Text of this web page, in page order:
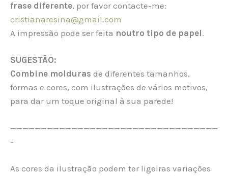
frase diferente, por favor contacte-me:
cristianaresina@gmail.com
A impressão pode ser feita noutro tipo de papel.
SUGESTÃO:
Combine molduras de diferentes tamanhos,
formas e cores, com ilustrações de vários motivos,
para dar um toque original à sua parede!
——————————————————————————————————
-
As cores da ilustração podem ter ligeiras variações